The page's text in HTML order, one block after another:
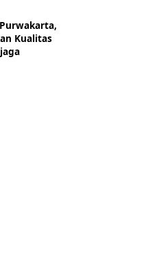
Kualitas